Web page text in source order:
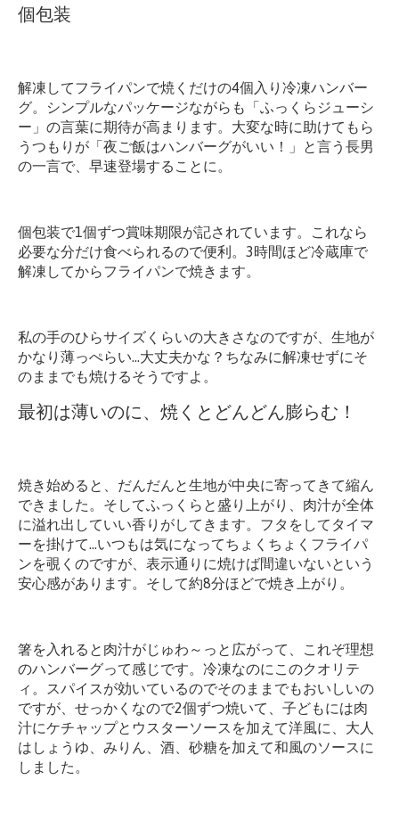
個包装
解凍してフライパンで焼くだけの4個入り冷凍ハンバー
グ。シンプルなパッケージながらも「ふっくらジューシ
ー」の言葉に期待が高まります。大変な時に助けてもら
うつもりが「夜ご飯はハンバーグがいい！」と言う長男
の一言で、早速登場することに。
個包装で1個ずつ賞味期限が記されています。これなら
必要な分だけ食べられるので便利。3時間ほど冷蔵庫で
解凍してからフライパンで焼きます。
私の手のひらサイズくらいの大きさなのですが、生地が
かなり薄っぺらい…大丈夫かな？ちなみに解凍せずにそ
のままでも焼けるそうですよ。
最初は薄いのに、焼くとどんどん膨らむ！
焼き始めると、だんだんと生地が中央に寄ってきて縮ん
できました。そしてふっくらと盛り上がり、肉汁が全体
に溢れ出していい香りがしてきます。フタをしてタイマ
ーを掛けて…いつもは気になってちょくちょくフライパ
ンを覗くのですが、表示通りに焼けば間違いないという
安心感があります。そして約8分ほどで焼き上がり。
箸を入れると肉汁がじゅわ～っと広がって、これぞ理想
のハンバーグって感じです。冷凍なのにこのクオリテ
ィ。スパイスが効いているのでそのままでもおいしいの
ですが、せっかくなので2個ずつ焼いて、子どもには肉
汁にケチャップとウスターソースを加えて洋風に、大人
はしょうゆ、みりん、酒、砂糖を加えて和風のソースに
しました。